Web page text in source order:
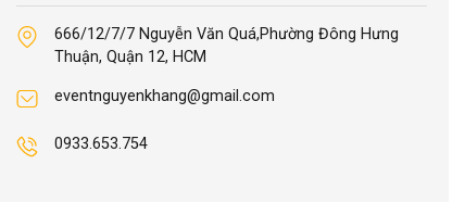
666/12/7/7 Nguyễn Văn Quá,Phường Đông Hưng
Thuận, Quận 12, HCM
eventnguyenkhang@gmail.com
0933.653.754